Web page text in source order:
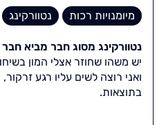
מיומנויות רכות
נטוורקינג
נטוורקינג מסוג חבר מביא חבר
יש משהו שחוזר אצלי המון
ואני רוצה לשים עליו רגע
בתוצאות.